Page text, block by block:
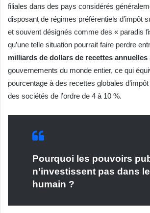
filiales dans des pays considérés
disposant de régimes préférentiels d’impôt
et souvent désignés comme des « paradis
qu’une telle situation pourrait faire perdre
milliards de dollars de recettes annuelles
gouvernements du monde entier, ce qui
pourcentage à des recettes globales
des sociétés de l’ordre de 4 à 10 %.
Pourquoi les pouvoirs
n’investissent pas dans
humain ?